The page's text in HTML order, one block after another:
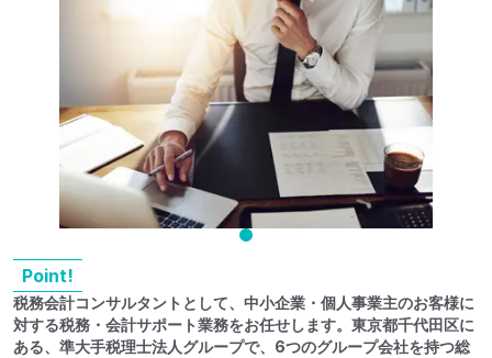
Point!
税務会計コンサルタントとして、中小企業・個人事業主のお客様に
対する税務・会計サポート業務をお任せします。東京都千代田区に
ある、準大手税理士法人グループで、6つのグループ会社を持つ総